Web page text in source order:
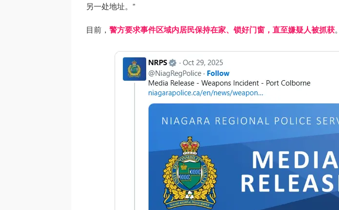
另一处地址。”
目前， 警方要求事件区域内居民保持在家、锁好门窗，直至嫌疑人被抓获。